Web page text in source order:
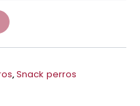
,Snack perros